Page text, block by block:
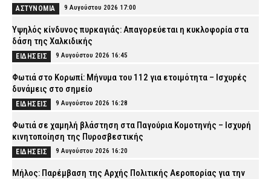
ΑΣΤΥΝΟΜΙΑ 9 Αυγούστου 2026 17:00
Υψηλός κίνδυνος πυρκαγιάς: Απαγορεύεται η κυκλοφορία στα
δάση της Χαλκιδικής
ΕΙΔΗΣΕΙΣ 9 Αυγούστου 2026 16:45
Φωτιά στο Κορωπί: Μήνυμα του 112 για ετοιμότητα – Ισχυρές
δυνάμεις στο σημείο
ΕΙΔΗΣΕΙΣ 9 Αυγούστου 2026 16:28
Φωτιά σε χαμηλή βλάστηση στα Παγούρια Κομοτηνής – Ισχυρή
κινητοποίηση της Πυροσβεστικής
ΕΙΔΗΣΕΙΣ 9 Αυγούστου 2026 16:20
Μήλος: Παρέμβαση της Αρχής Πολιτικής Αεροπορίας για την